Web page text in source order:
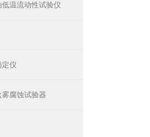
温流动性试验仪
定仪
腐蚀试验器